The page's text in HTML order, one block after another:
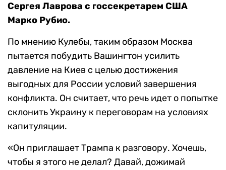
Сергея Лаврова с госсекретарем США
Марко Рубио.
По мнению Кулебы, таким образом Москва
пытается побудить Вашингтон усилить
давление на Киев с целью достижения
выгодных для России условий завершения
конфликта. Он считает, что речь идет о попытке
склонить Украину к переговорам на условиях
капитуляции.
«Он приглашает Трампа к разговору. Хочешь,
чтобы я этого не делал? Давай, дожимай